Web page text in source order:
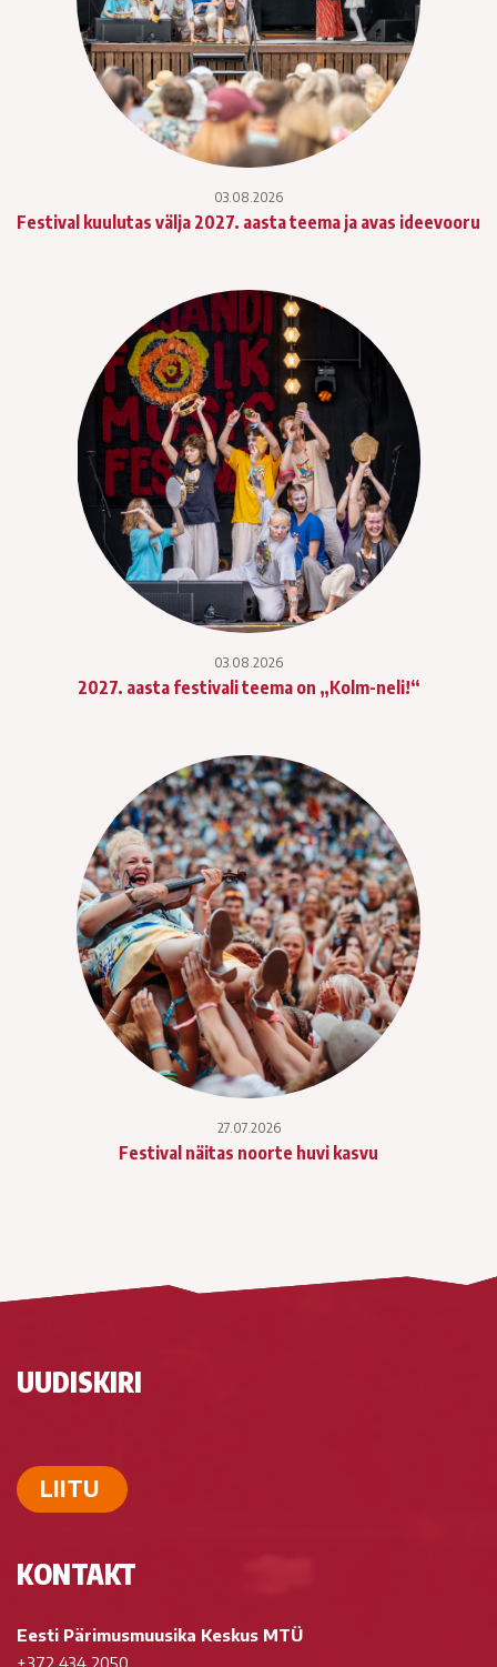
03.08.2026
Festival kuulutas välja 2027. aasta teema ja avas ideevooru
03.08.2026
2027. aasta festivali teema on „Kolm-neli!“
27.07.2026
Festival näitas noorte huvi kasvu
UUDISKIRI
LIITU
KONTAKT
Eesti Pärimusmuusika Keskus MTÜ